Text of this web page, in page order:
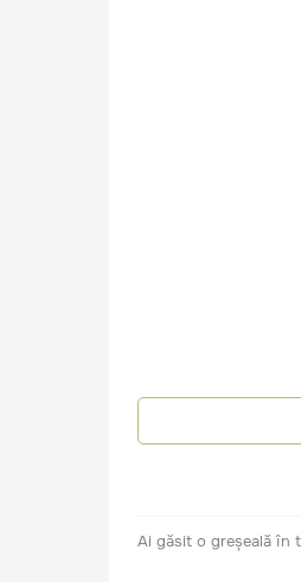
Ai găsit o greșeală în